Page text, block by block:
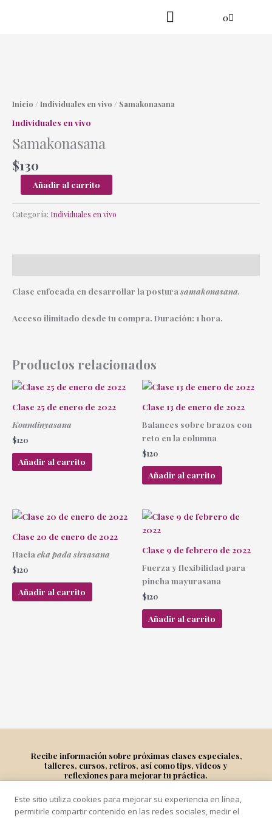
0
Cart
Inicio / Individuales en vivo / Samakonasana
Individuales en vivo
Samakonasana
$130
Añadir al carrito
Categoría: Individuales en vivo
Clase enfocada en desarrollar la posturasamakonasana.
Acceso ilimitado desde tu compra. Duración: 1 hora.
Productos relacionados
Clase 25 de enero de 2022
Koundinyasana
$120
Añadir al carrito
Clase 13 de enero de 2022
Balances sobre brazos con
reto en la columna
$120
Añadir al carrito
Clase 20 de enero de 2022
Hacia eka pada sirsasana
$120
Añadir al carrito
Clase 9 de febrero de 2022
Fuerza y flexibilidad para
pincha mayurasana
$120
Añadir al carrito
Recibe información sobre próximas clases especiales,
talleres, cursos, retiros, así como tips, videos y
reflexiones para mejorar tu práctica.
Suscríbete
Este sitio utiliza cookies para mejorar su experiencia en línea,
permitirle compartir contenido en las redes sociales, medir el